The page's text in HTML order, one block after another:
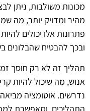
מכונות משולבות, ניתן
מהיר ומדויק יותר, מה
פתרונות אלו יכולים
ובכך להבטיח שהבלונים
תהליך זה לא רק חוסך
אנוש, מה שיכול להיות
נדרשים. אוטומציה